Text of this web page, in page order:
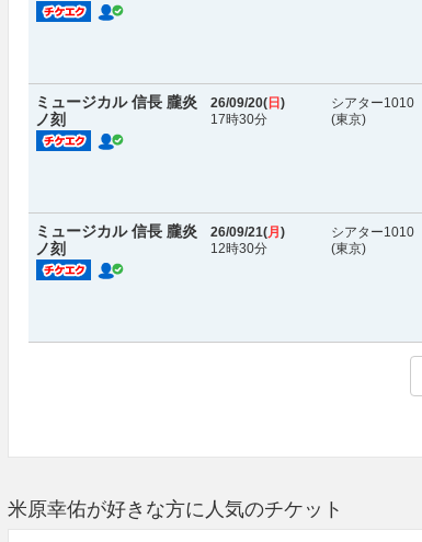
ミュージカル 信長 朧炎
ノ刻
26/09/20( 日 )
17時30分
シアター1010
(東京)
ミュージカル 信長 朧炎
ノ刻
26/09/21(月 )
12時30分
シアター1010
(東京)
米原幸佑が好きな方に人気のチケット